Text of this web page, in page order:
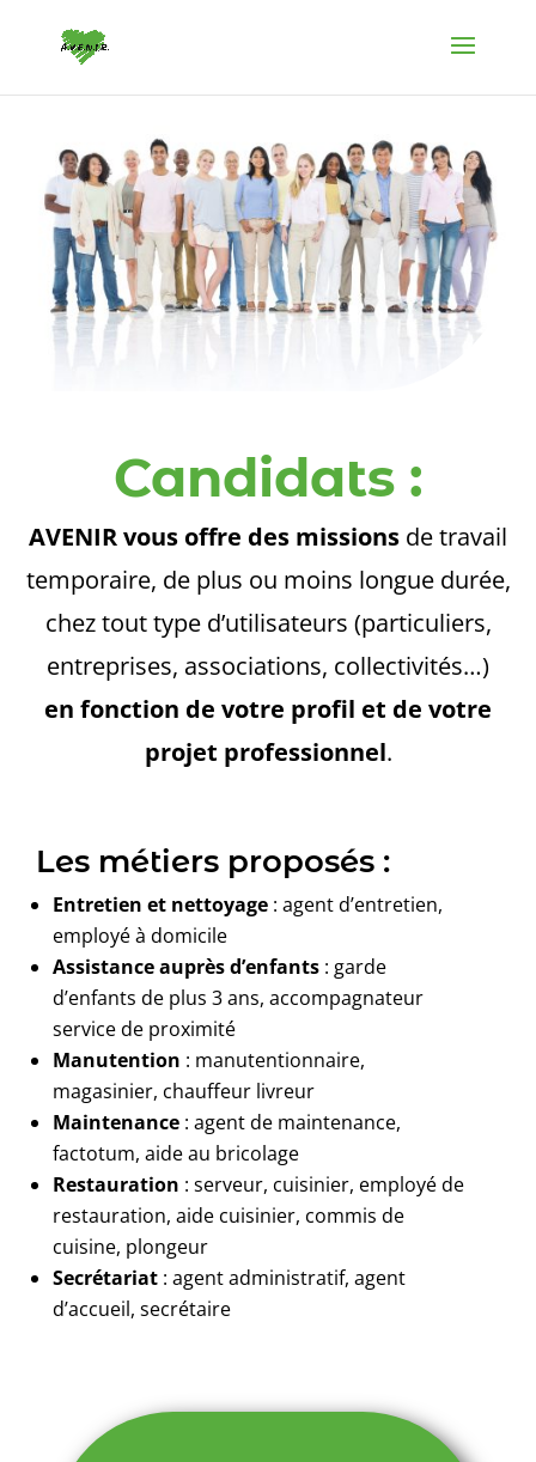
Candidats :
AVENIR vous offre des missions de travail
temporaire, de plus ou moins longue durée,
chez tout type d’utilisateurs (particuliers,
entreprises, associations, collectivités…)
en fonction de votre profil et de votre
projet professionnel.
Les métiers proposés :
Entretien et nettoyage : agent d’entretien,
employé à domicile
Assistance auprès d’enfants : garde
d’enfants de plus 3 ans, accompagnateur
service de proximité
Manutention : manutentionnaire,
magasinier, chauffeur livreur
Maintenance : agent de maintenance,
factotum, aide au bricolage
Restauration : serveur, cuisinier, employé de
restauration, aide cuisinier, commis de
cuisine, plongeur
Secrétariat : agent administratif, agent
d’accueil, secrétaire